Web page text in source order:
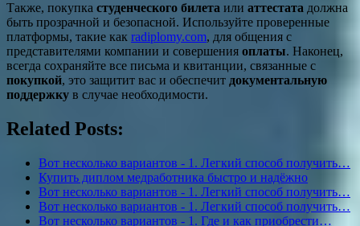
Также, покупка студенческого билета или аттестата должна
быть прозрачной и безопасной. Используйте проверенные
платформы, такие как radiplomy.com, для общения с
представителями компании и совершения оплаты. Наконец,
всегда сохраняйте все письма и квитанции, связанные с
покупкой, это защитит вас и обеспечит документальную
поддержку в случае необходимости.
Related Posts:
Вот несколько вариантов - 1. Легкий способ получить…
Купить диплом медработника быстро и надёжно
Вот несколько вариантов - 1. Легкий способ получить…
Вот несколько вариантов - 1. Легкий способ получить…
Вот несколько вариантов - 1. Где и как приобрести…